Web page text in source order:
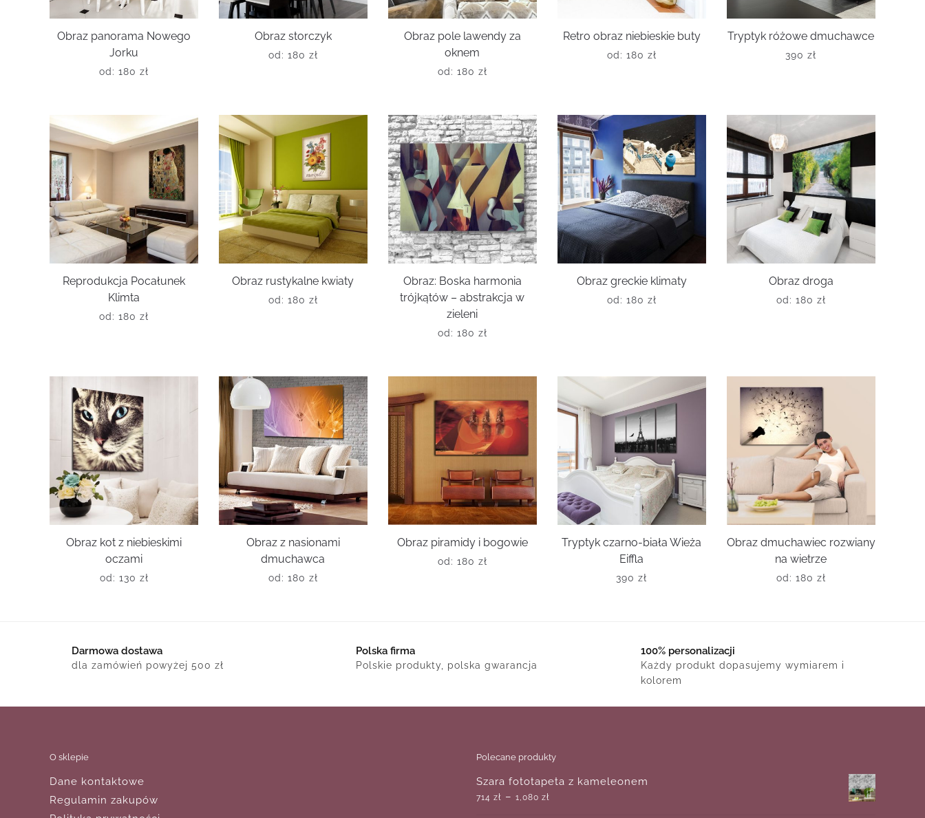
Obraz panorama Nowego
Jorku
od: 180 zł
Obraz storczyk
od: 180 zł
Obraz pole lawendy za
oknem
od: 180 zł
Retro obraz niebieskie buty
od: 180 zł
Tryptyk różowe dmuchawce
390zł
Reprodukcja Pocałunek
Klimta
od: 180 zł
Obraz rustykalne kwiaty
od: 180 zł
Obraz: Boska harmonia
trójkątów – abstrakcja w
zieleni
od: 180 zł
Obraz greckie klimaty
od: 180 zł
Obraz droga
od: 180 zł
Obraz kot z niebieskimi
oczami
od: 130 zł
Obraz z nasionami
dmuchawca
od: 180 zł
Obraz piramidy i bogowie
od: 180 zł
Tryptyk czarno-biała Wieża
Eiffla
390zł
Obraz dmuchawiec rozwiany
na wietrze
od: 180 zł
Darmowa dostawa
dla zamówień powyżej 500 zł
Polska firma
Polskie produkty, polska gwarancja
100% personalizacji
Każdy produkt dopasujemy wymiarem i
kolorem
O sklepie
Dane kontaktowe
Regulamin zakupów
Polecane produkty
Szara fototapeta z kameleonem
714 zł – 1,080 zł